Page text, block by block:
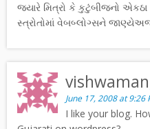
જ્યારે મિત્રો કે કુટુંબીજનો એકઠા
સ્ત્રોતોમાં વેબબ્લોગ્સને
June 17, 2008 at 9:26
I like your blog.